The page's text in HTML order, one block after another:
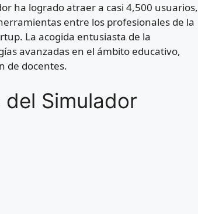
ha logrado atraer a casi 4,500 usuarios,
entre los profesionales de la
La acogida entusiasta de la
avanzadas en el ámbito educativo,
de docentes.
Simulador